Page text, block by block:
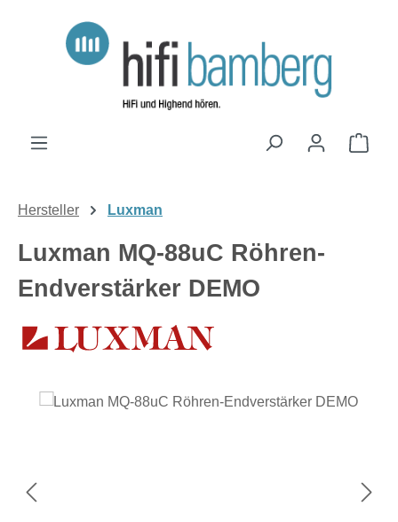
Zum Hauptinhalt springen
Hersteller Luxman
Luxman MQ-88uC Röhren-
Endverstärker DEMO
Bildergalerie überspringen